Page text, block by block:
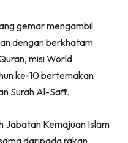
gemar mengambil
dengan berkhatam
misi World
ke-10 bertemakan
Surah Al-Saff.
Jabatan Kemajuan Islam
daripada rakan